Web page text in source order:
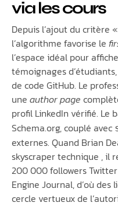
via les cours
Depuis l’ajout du critère
l’algorithme favorise le
l’espace idéal pour
témoignages
de code GitHub. Le
une author page
profil LinkedIn vérifié. Le
Schema.org, couplé avec
externes. Quand Brian
skyscraper technique , il
200 000 followers
Engine Journal, d’où
cercle vertueux de